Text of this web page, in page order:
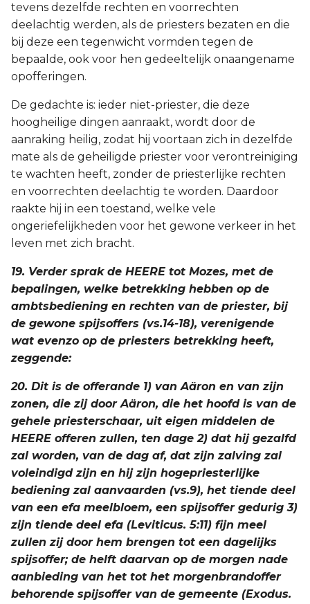
tevens dezelfde rechten en voorrechten
deelachtig werden, als de priesters bezaten en die
bij deze een tegenwicht vormden tegen de
bepaalde, ook voor hen gedeeltelijk onaangename
opofferingen.
De gedachte is: ieder niet-priester, die deze
hoogheilige dingen aanraakt, wordt door de
aanraking heilig, zodat hij voortaan zich in dezelfde
mate als de geheiligde priester voor verontreiniging
te wachten heeft, zonder de priesterlijke rechten
en voorrechten deelachtig te worden. Daardoor
raakte hij in een toestand, welke vele
ongeriefelijkheden voor het gewone verkeer in het
leven met zich bracht.
19. Verder sprak de HEERE tot Mozes, met de
bepalingen, welke betrekking hebben op de
ambtsbediening en rechten van de priester, bij
de gewone spijsoffers (vs.14-18), verenigende
wat evenzo op de priesters betrekking heeft,
zeggende:
20. Dit is de offerande 1) van Aäron en van zijn
zonen, die zij door Aäron, die het hoofd is van de
gehele priesterschaar, uit eigen middelen de
HEERE offeren zullen, ten dage 2) dat hij gezalfd
zal worden, van de dag af, dat zijn zalving zal
voleindigd zijn en hij zijn hogepriesterlijke
bediening zal aanvaarden (vs.9), het tiende deel
van een efa meelbloem, een spijsoffer gedurig 3)
zijn tiende deel efa (Leviticus. 5:11) fijn meel
zullen zij door hem brengen tot een dagelijks
spijsoffer; de helft daarvan op de morgen nade
aanbieding van het tot het morgenbrandoffer
behorende spijsoffer van de gemeente (Exodus.